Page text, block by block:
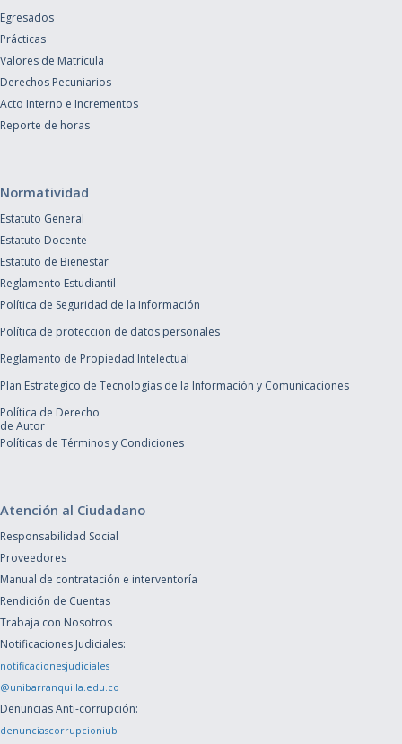
Egresados
Prácticas
Valores de Matrícula
Derechos Pecuniarios
Acto Interno e Incrementos
Reporte de horas
Normatividad
Estatuto General
Estatuto Docente
Estatuto de Bienestar
Reglamento Estudiantil
Política de Seguridad de la Información
Política de proteccion de datos personales
Reglamento de Propiedad Intelectual
Plan Estrategico de Tecnologías de la Información y Comunicaciones
Política de Derecho
de Autor
Políticas de Términos y Condiciones
Atención al Ciudadano
Responsabilidad Social
Proveedores
Manual de contratación e interventoría
Rendición de Cuentas
Trabaja con Nosotros
Notificaciones Judiciales:
notificacionesjudiciales
@unibarranquilla.edu.co
Denuncias Anti-corrupción:
denunciascorrupcioniub